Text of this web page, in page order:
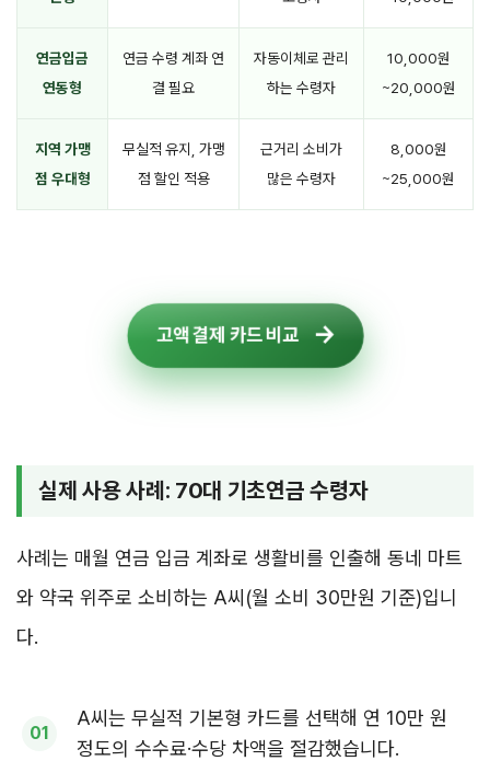
연금입금
연동형
연금 수령 계좌 연
결 필요
자동이체로 관리
하는 수령자
10,000원
~20,000원
지역 가맹
점 우대형
무실적 유지, 가맹
점 할인 적용
근거리 소비가
많은 수령자
8,000원
~25,000원
고액 결제 카드 비교
실제 사용 사례: 70대 기초연금 수령자
사례는 매월 연금 입금 계좌로 생활비를 인출해 동네 마트
와 약국 위주로 소비하는 A씨(월 소비 30만원 기준)입니
다.
A씨는 무실적 기본형 카드를 선택해 연 10만 원
정도의 수수료·수당 차액을 절감했습니다.